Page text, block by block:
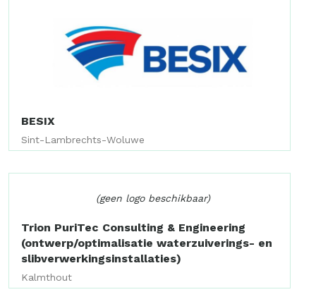
BESIX
Sint-Lambrechts-Woluwe
(geen logo beschikbaar)
Trion PuriTec Consulting & Engineering
(ontwerp/optimalisatie waterzuiverings- en
slibverwerkingsinstallaties)
Kalmthout